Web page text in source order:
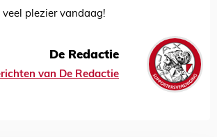
veel plezier vandaag!
De Redactie
van De Redactie